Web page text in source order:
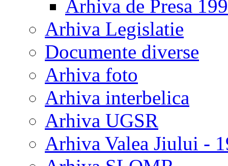
Arhiva de Presa
Arhiva Legislatie
Documente diverse
Arhiva foto
Arhiva interbelica
Arhiva UGSR
Arhiva Valea Jiului -